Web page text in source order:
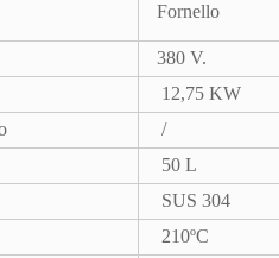
Fornello
380 V.
12,75 KW
/
50 L
SUS 304
210ºC